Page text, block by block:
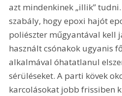
azt mindenkinek „illik”
szabály, hogy epoxi hajót
poliészter műgyantával kell
használt csónakok ugyanis
alkalmával óhatatlanul
sérüléseket. A parti kövek
karcolásokat jobb frissiben